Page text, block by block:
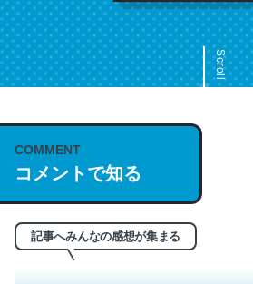
Scroll
COMMENT
コメントで知る
記事へみんなの感想が集まる
これは名文。彼はとてもクレバーな
う。英語少しでも読める人は原文も
れ好き。Let’s Fucking Go. Then
─今のこの状況が信じられるかい？ by ラー